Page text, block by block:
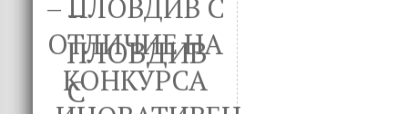
– ПЛОВДИВ С
ОТЛИЧИЕ НА
КОНКУРСА